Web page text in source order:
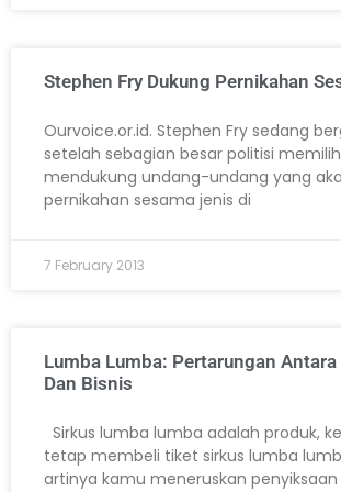
Stephen Fry Dukung Pernikahan
Ourvoice.or.id. Stephen Fry sedang
setelah sebagian besar politisi
mendukung undang-undang yang
pernikahan sesama jenis di
7 February 2013
Lumba Lumba: Pertarungan
Dan Bisnis
Sirkus lumba lumba adalah produk,
tetap membeli tiket sirkus lumba
artinya kamu meneruskan